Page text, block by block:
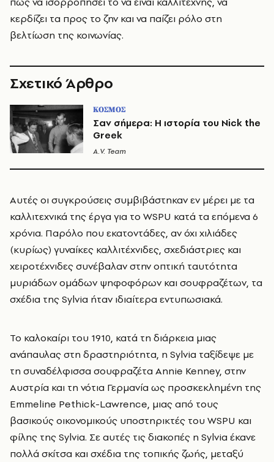
κερδίζει τα προς το ζην και να παίζει ρόλο στη
βελτίωση της κοινωνίας.
Σχετικό Άρθρο
ΚΟΣΜΟΣ
Σαν σήμερα: Η ιστορία του Nick the
Greek
A.V. Team
Αυτές οι συγκρούσεις συμβιβάστηκαν εν μέρει με τα
καλλιτεχνικά της έργα για το WSPU κατά τα επόμενα 6
χρόνια. Παρόλο που εκατοντάδες, αν όχι χιλιάδες
(κυρίως) γυναίκες καλλιτέχνιδες, σχεδιάστριες και
χειροτέχνιδες συνέβαλαν στην οπτική ταυτότητα
μυριάδων ομάδων ψηφοφόρων και σουφραζέτων, τα
σχέδια της Sylvia ήταν ιδιαίτερα εντυπωσιακά.
Το καλοκαίρι του 1910, κατά τη διάρκεια μιας
ανάπαυλας στη δραστηριότητα, η Sylvia ταξίδεψε με
τη συναδέλφισσα σουφραζέτα Annie Kenney, στην
Αυστρία και τη νότια Γερμανία ως προσκεκλημένη της
Emmeline Pethick-Lawrence, μιας από τους
βασικούς οικονομικούς υποστηρικτές του WSPU και
φίλης της Sylvia. Σε αυτές τις διακοπές η Sylvia έκανε
πολλά σκίτσα και σχέδια της τοπικής ζωής, μεταξύ